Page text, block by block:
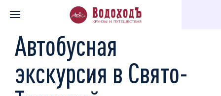
Главная Каталог экскурсий По святым местам
Автобусная
экскурсия в Свято-